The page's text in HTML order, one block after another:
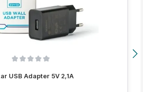
USB Adapter 5V 2,1A